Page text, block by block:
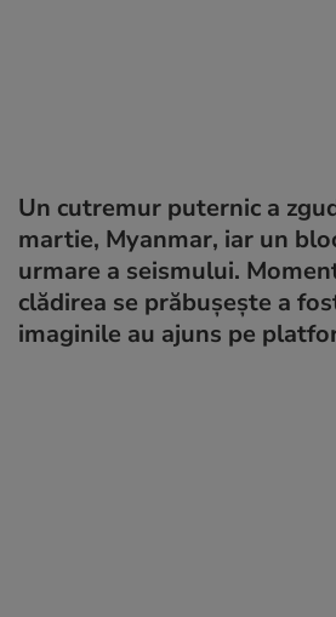
Un cutremur puternic a
martie, Myanmar, iar un
urmare a seismului.
clădirea se prăbușește a
imaginile au ajuns pe